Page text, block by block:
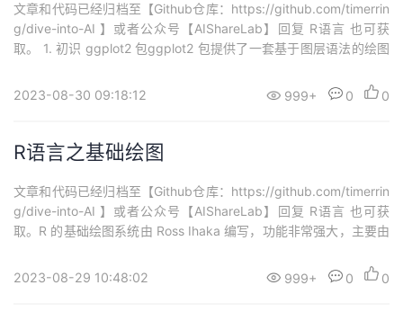
文章和代码已经归档至【Github仓库：https://github.com/timerrin
g/dive-into-AI 】或者公众号【AIShareLab】回复 R语言 也可获
取。 1. 初识 ggplot2 包ggplot2 包提供了一套基于图层语法的绘图
的绘图功能提升到了一个全新的境界。ggplot2 中各种数据可视化...
2023-08-30 09:18:12 999+ 0 0
R语言之基础绘图
文章和代码已经归档至【Github仓库：https://github.com/timerrin
g/dive-into-AI 】或者公众号【AIShareLab】回复 R语言 也可获
取。R 的基础绘图系统由 Ross Ihaka 编写，功能非常强大，主要由
础绘图系统中有两类函数，一类是高水平作图函数，另一类是...
2023-08-29 10:48:02 999+ 0 0